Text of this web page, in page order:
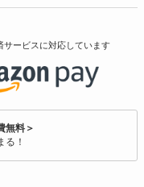
サービスに対応しています
無料＞
る！